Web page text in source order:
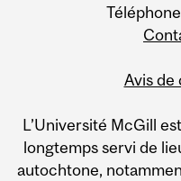
Avis de
L’Université McGill
longtemps servi de
autochtone,